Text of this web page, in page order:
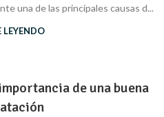
una de las principales causas d...
LEYENDO
de una buena